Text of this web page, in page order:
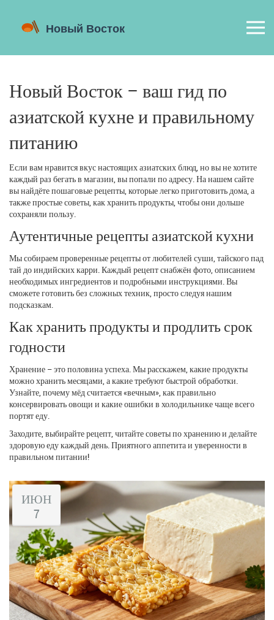
Новый Восток – ваш гид по
азиатской кухне и правильному
питанию
Если вам нравится вкус настоящих азиатских блюд, но вы не хотите
каждый раз бегать в магазин, вы попали по адресу. На нашем сайте
вы найдёте пошаговые рецепты, которые легко приготовить дома, а
также простые советы, как хранить продукты, чтобы они дольше
сохраняли пользу.
Аутентичные рецепты азиатской кухни
Мы собираем проверенные рецепты от любителей суши, тайского пад
тай до индийских карри. Каждый рецепт снабжён фото, описанием
необходимых ингредиентов и подробными инструкциями. Вы
сможете готовить без сложных техник, просто следуя нашим
подсказкам.
Как хранить продукты и продлить срок
годности
Хранение – это половина успеха. Мы расскажем, какие продукты
можно хранить месяцами, а какие требуют быстрой обработки.
Узнайте, почему мёд считается «вечным», как правильно
консервировать овощи и какие ошибки в холодильнике чаще всего
портят еду.
Заходите, выбирайте рецепт, читайте советы по хранению и делайте
здоровую еду каждый день. Приятного аппетита и уверенности в
правильном питании!
ИЮН
7